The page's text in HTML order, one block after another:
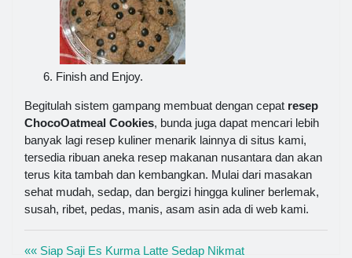
Finish and Enjoy.
Begitulah sistem gampang membuat dengan cepat resep
ChocoOatmeal Cookies, bunda juga dapat mencari lebih
banyak lagi resep kuliner menarik lainnya di situs kami,
tersedia ribuan aneka resep makanan nusantara dan akan
terus kita tambah dan kembangkan. Mulai dari masakan
sehat mudah, sedap, dan bergizi hingga kuliner berlemak,
susah, ribet, pedas, manis, asam asin ada di web kami.
«« Siap Saji Es Kurma Latte Sedap Nikmat